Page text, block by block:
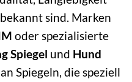
sind. Marken
oder spezialisierte
Spiegel und Hund
Spiegeln, die speziell